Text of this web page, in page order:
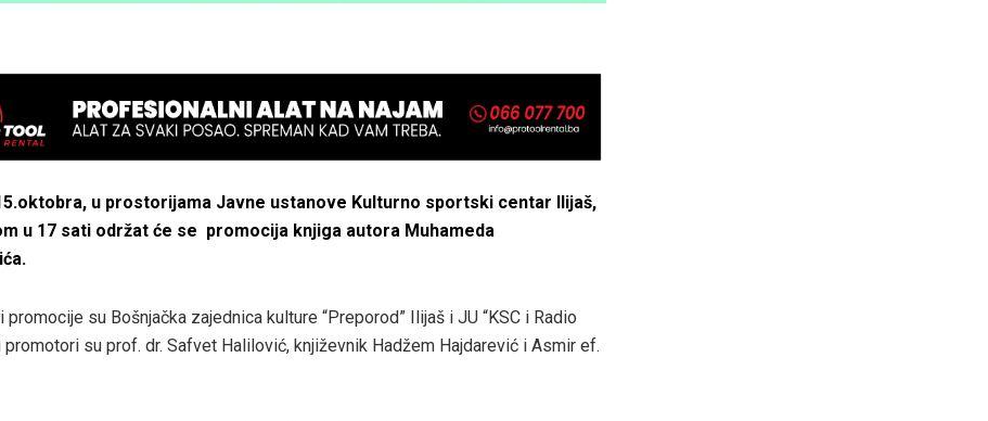
u prostorijama Javne ustanove Kulturno sportski centar Ilijaš,
u 17 sati održat će se promocija knjiga autora Muhameda
promocije su Bošnjačka zajednica kulture “Preporod” Ilijaš i JU “KSC i Radio
promotori su prof. dr. Safvet Halilović, književnik Hadžem Hajdarević i Asmir ef.